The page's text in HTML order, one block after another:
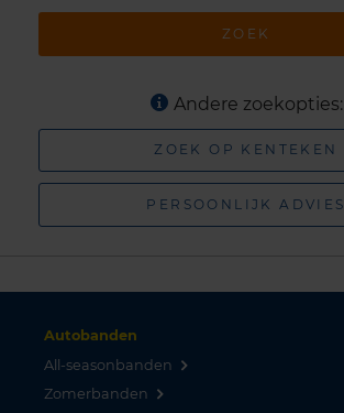
ZOEK
Andere zoekopties:
ZOEK OP KENTEKEN
PERSOONLIJK ADVIES
Autobanden
All-seasonbanden
Zomerbanden